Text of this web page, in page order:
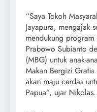
“Saya Tokoh
Jayapura, mengajak
mendukung
Prabowo Subianto
(MBG) untuk anak-
Makan Bergizi Gratis
akan maju cerdas
Papua”, ujar Nikolas.